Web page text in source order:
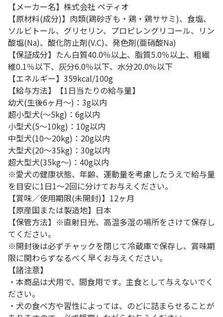
【メーカー名】株式会社 ペティオ
【原材料(成分)】肉類(鶏砂ぎも・鶏・鶏ササミ)、食塩、
ソルビトール、グリセリン、プロピレングリコール、リン
酸塩(Na)、酸化防止剤(V.C)、発色剤(亜硝酸Na)
【保証成分】たん白質40.0％以上、脂質5.0％以上、粗繊
維0.1％以下、灰分6.0％以下、水分20.0％以下
【エネルギー】359kcal/100g
【給与方法】【1日当たりの給与量】
幼犬(生後6ヶ月～)：3g以内
超小型犬(～5kg)：6g以内
小型犬(5～10kg)：10g以内
中型犬(10～20kg)：20g以内
大型犬(20～35kg)：30g以内
超大型犬(35kg～)：40g以内
※愛犬の健康状態、年齢、運動量を考慮したうえで給与量
を目安に1日1～2回に分けてお与えください。
【賞味／使用期限(未開封)】12ヶ月
【原産国または製造地】日本
【保管方法】※直射日光、高温多湿の場所をさけて保存し
てください。
※開封後は必ずチャックを閉じて冷蔵庫で保存し、賞味期
限に関わらずなるべく早くお与えください。
【諸注意】
・本商品は犬用で、間食用です。主食として与えないでく
ださい。
・犬の食べ方や習性によっては、のどに詰まらせることが